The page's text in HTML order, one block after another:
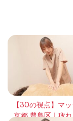
【30の視点】マ
京都 豊島区｜疲